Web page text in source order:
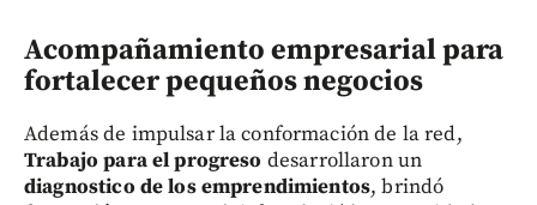
Acompañamiento empresarial para
fortalecer pequeños negocios
Además de impulsar la conformación de la red,
Trabajo para el progreso desarrollaron un
diagnostico de los emprendimientos, brindó